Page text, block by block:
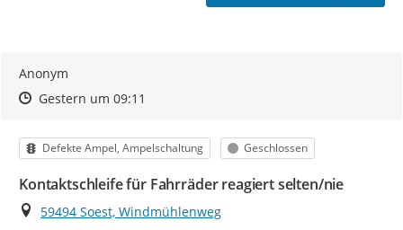
Anonym
Zeitpunkt des Erstellens
Zeitpunkt des Erstellens
Gestern um 09:11
Kategorie
Defekte Ampel, Ampelschaltung Status
Geschlossen
Kontaktschleife für Fahrräder reagiert selten/nie
Ort
59494 Soest, Windmühlenweg